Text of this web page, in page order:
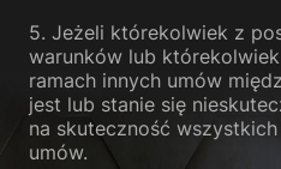
5. Jeżeli którekolwiek z
warunków lub
ramach innych umów
jest lub stanie się
na skuteczność
umów.